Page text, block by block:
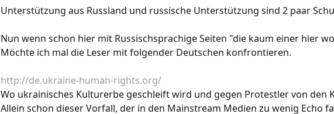
Unterstützung aus Russland und russische Unterstützung sind 2 paar
Nun wenn schon hier mit Russischsprachige Seiten "die kaum einer hier
Möchte ich mal die Leser mit folgender Deutschen konfrontieren.
http://de.ukraine-human-rights.org/
Wo ukrainisches Kulturerbe geschleift wird und gegen Protestler von
Allein schon dieser Vorfall, der in den Mainstream Medien zu wenig Echo